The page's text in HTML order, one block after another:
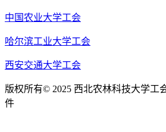
中国农业大学工会
哈尔滨工业大学工会
西安交通大学工会
版权所有© 2025 西北农林科技大学
件